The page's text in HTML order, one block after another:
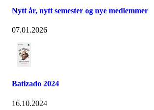
Nytt år, nytt semester og nye medlemmer
07.01.2026
Batizado 2024
16.10.2024